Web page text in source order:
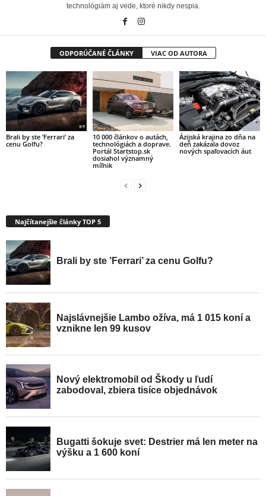
technológiám aj vede, ktoré nikdy nespia.
ODPORÚČANÉ ČLÁNKY VIAC OD AUTORA
Brali by ste ’Ferrari’ za
cenu Golfu?
10 000 článkov o autách,
technológiách a doprave.
Portál Startstop.sk
dosiahol významný
míľnik
Ázijská krajina zo dňa na
deň zakázala dovoz
nových spaľovacích áut
Najčítanejšie články TOP 5